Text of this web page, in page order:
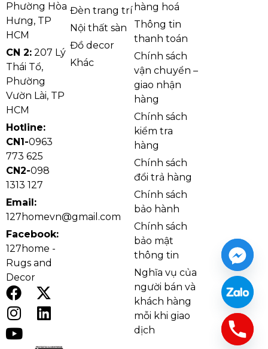
Đèn thả hiện đại THD157 với thiết kế lá sứ độc đáo
Kiểu dáng và chất liệu của đèn thả hiện đại THD157
Lý do nên chọn sản phẩm
Thiết kế lá sứ độc đáotạo điểm nhấn nghệ
thuật, giúp không gian nhỏ vẫn nổi bật.
Kích thước mini, linh hoạt
: treo đơn/treo cụm
tùy bố cục, tối ưu cho lối đi, quầy bar, giếng trời.
Phường Hòa
Hưng, TP
HCM
CN 2: 207 Lý
Thái Tổ,
Phường
Vườn Lài, TP
HCM
Hotline:
CN1-0963
773 625
CN2-098
1313 127
Email:
127homevn@gmail.com
Facebook:
127home -
Rugs and
Decor
Đèn trang trí
Nội thất sàn
Đồ decor
Khác
hàng hoá
Thông tin
thanh toán
Chính sách
vận chuyển –
giao nhận
hàng
Chính sách
kiểm tra
hàng
Chính sách
đổi trả hàng
Chính sách
bảo hành
Chính sách
bảo mật
thông tin
Nghĩa vụ của
người bán và
khách hàng
mỗi khi giao
dịch